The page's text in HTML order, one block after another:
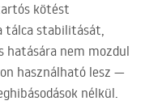
kötést
tálca stabilitását,
hatására nem mozdul
használható lesz —
nélkül.